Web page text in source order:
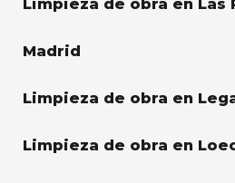
Limpieza de obra en Las
Madrid
Limpieza de obra en
Limpieza de obra en